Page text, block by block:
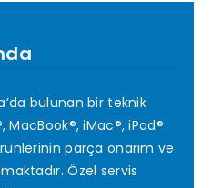
bulunan bir teknik
MacBook®, iMac®, iPad®
parça onarım ve
Özel servis